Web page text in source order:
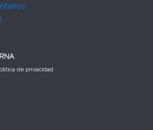
de privacidad